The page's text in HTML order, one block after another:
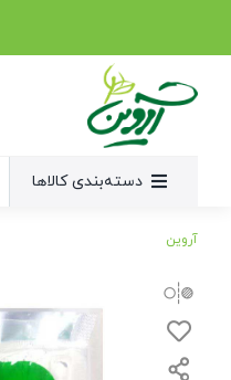
دسته‌بندی کالاها
آروین